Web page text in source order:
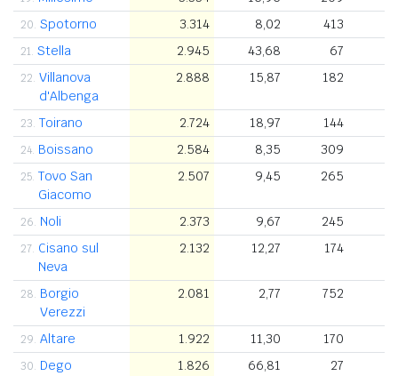
20. Spotorno 3.314 8,02 413
21. Stella 2.945 43,68 67
22. Villanova
d'Albenga
2.888 15,87 182
23. Toirano 2.724 18,97 144
24. Boissano 2.584 8,35 309
25. Tovo San
Giacomo
2.507 9,45 265
26. Noli 2.373 9,67 245
27. Cisano sul
Neva
2.132 12,27 174
28. Borgio
Verezzi
2.081 2,77 752
29. Altare 1.922 11,30 170
30. Dego 1.826 66,81 27